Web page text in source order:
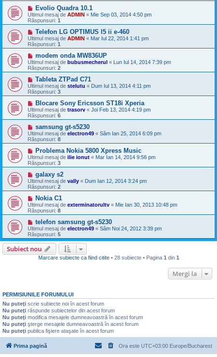
Evolio Quadra 10.1
Ultimul mesaj de ADMIN « Mie Sep 03, 2014 4:50 pm
Răspunsuri: 1
Telefon LG OPTIMUS l5 ii e-460
Ultimul mesaj de ADMIN « Mar Iul 22, 2014 1:41 pm
Răspunsuri: 1
modem onda MW836UP
Ultimul mesaj de bubusmecherul « Lun Iul 14, 2014 7:39 pm
Răspunsuri: 2
Tableta ZTPad C71
Ultimul mesaj de stelutu « Dum Iul 13, 2014 4:11 pm
Răspunsuri: 3
Blocare Sony Ericsson ST18i Xperia
Ultimul mesaj de trasorv « Joi Feb 13, 2014 4:19 pm
Răspunsuri: 6
samsung gt-s5230
Ultimul mesaj de electron49 « Sâm Ian 25, 2014 6:09 pm
Răspunsuri: 8
Problema Nokia 5800 Xpress Music
Ultimul mesaj de ilie ionut « Mar Ian 14, 2014 9:56 pm
Răspunsuri: 3
galaxy s2
Ultimul mesaj de vally « Dum Ian 12, 2014 3:24 pm
Răspunsuri: 2
Nokia C1
Ultimul mesaj de exterminatorultv « Mie Ian 30, 2013 10:48 pm
Răspunsuri: 8
telefon samsung gt-s5230
Ultimul mesaj de electron49 « Sâm Noi 24, 2012 3:39 pm
Răspunsuri: 5
Subiect nou
Marcare subiecte ca fiind citite• 28 subiecte • Pagina 1 din 1
Mergi la
PERMISIUNILE FORUMULUI
Nu puteţi scrie subiecte noi în acest forum
Nu puteţi răspunde subiectelor din acest forum
Nu puteţi modifica mesajele dumneavoastră în acest forum
Nu puteţi şterge mesajele dumneavoastră în acest forum
Nu puteţi publica fişiere ataşate în acest forum
Prima pagină Ora este UTC+03:00 Europe/Bucharest